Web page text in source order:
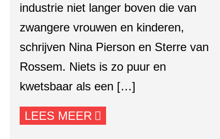
industrie niet langer boven die van
zwangere vrouwen en kinderen,
schrijven Nina Pierson en Sterre van
Rossem. Niets is zo puur en
kwetsbaar als een […]
LEES MEER